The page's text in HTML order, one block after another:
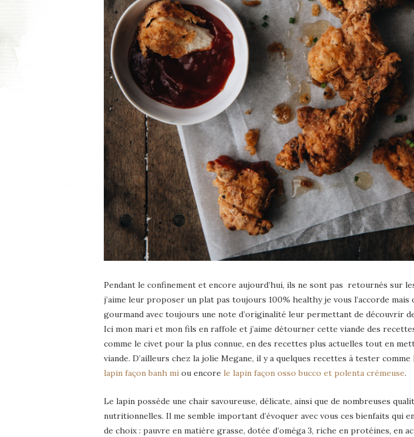
Pendant le confinement et encore aujourd’hui, ils ne sont pas retournés sur les
j’aime leur proposer un plat pas toujours 100% healthy je vous l’accorde mais
gourmand avec toujours une note d’originalité leur permettant de découvrir
Ici mon mari et mon fils en raffole et j’aime détourner cette viande des
comme le civet pour la plus connue, en des recettes plus actuelles tout en
viande. D’ailleurs chez la jolie Megane, il y a quelques recettes à tester comme
lapin façon banh mi ou encore le lapin façon osso bucco et polenta crémeuse.
Le lapin possède une chair savoureuse, délicate, ainsi que de nombreuses
nutritionnelles. Il me semble important d’évoquer avec vous ces bienfaits qui
de choix : pauvre en matière grasse, dotée d’oméga 3, riche en protéines, en